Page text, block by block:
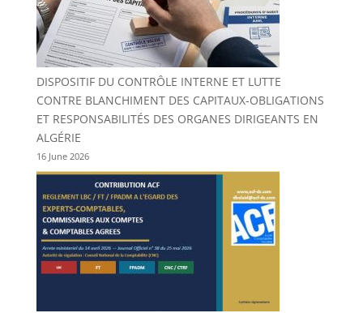
DISPOSITIF DU CONTRÔLE INTERNE ET LUTTE
CONTRE BLANCHIMENT DES CAPITAUX-OBLIGATIONS
ET RESPONSABILITÉS DES ORGANES DIRIGEANTS EN
ALGÉRIE
16 June 2026